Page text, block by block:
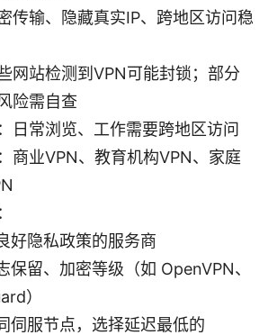
传输、隐藏真实IP、跨地区访问稳
网站检测到VPN可能封锁；部分
险需自查
日常浏览、工作需要跨地区访问
商业VPN、教育机构VPN、家庭
好隐私政策的服务商
保留、加密等级（如 OpenVPN、
）
伺服节点，选择延迟最低的